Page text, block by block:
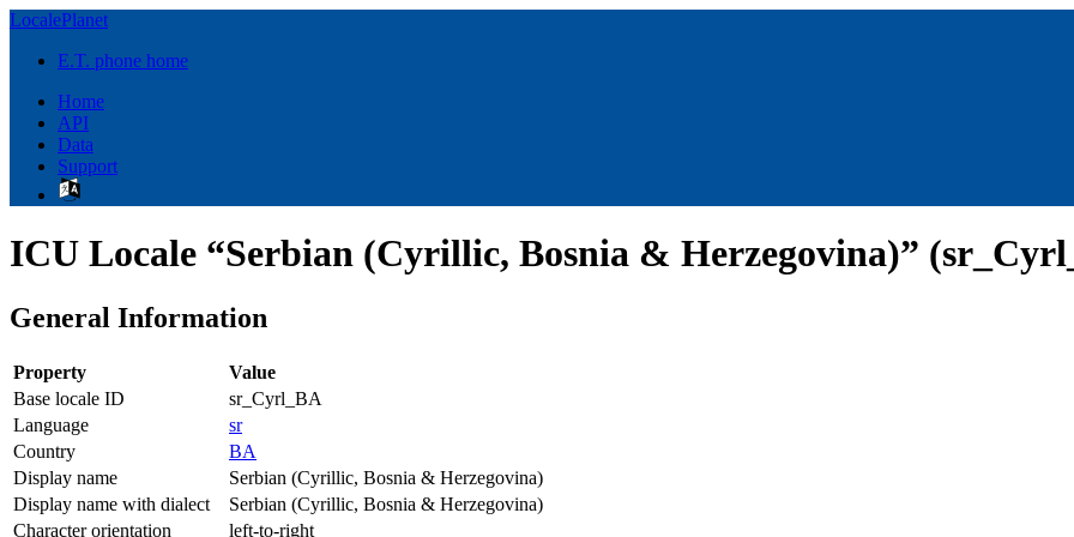
LocalePlanet
E.T. phone home
Home
API
Data
Support
ICU Locale “Serbian (Cyrillic, Bosnia & Herzegovina)”
General Information
Property
Value
Base locale ID
sr_Cyrl_BA
Language
sr
Country
BA
Display name
Serbian (Cyrillic, Bosnia & Herzegovina)
Display name with dialect
Serbian (Cyrillic, Bosnia & Herzegovina)
Character orientation
left-to-right